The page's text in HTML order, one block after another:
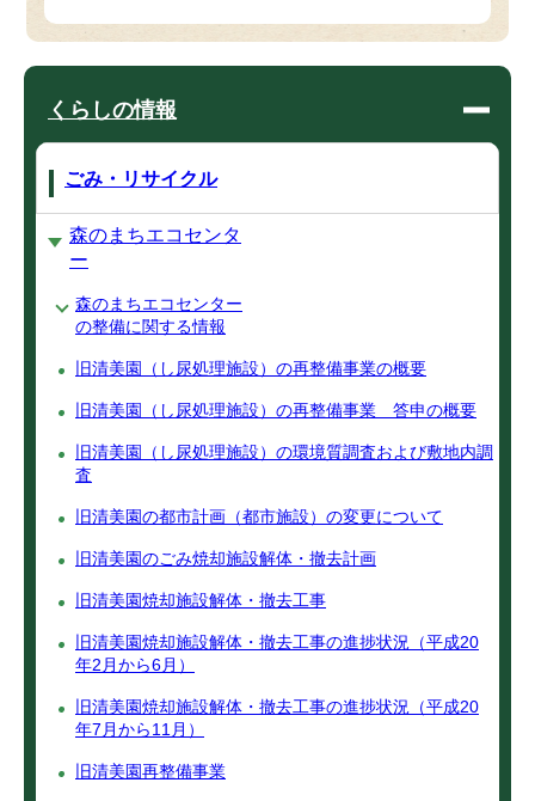
くらしの情報
ごみ・リサイクル
森のまちエコセンタ
ー
森のまちエコセンター
の整備に関する情報
旧清美園（し尿処理施設）の再整備事業の概要
旧清美園（し尿処理施設）の再整備事業 答申の概要
旧清美園（し尿処理施設）の環境質調査および敷地内調
査
旧清美園の都市計画（都市施設）の変更について
旧清美園のごみ焼却施設解体・撤去計画
旧清美園焼却施設解体・撤去工事
旧清美園焼却施設解体・撤去工事の進捗状況（平成20
年2月から6月）
旧清美園焼却施設解体・撤去工事の進捗状況（平成20
年7月から11月）
旧清美園再整備事業